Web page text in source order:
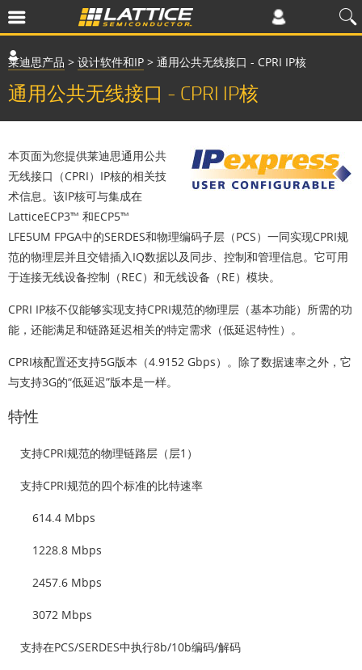
莱迪思产品 > 设计软件和IP > 通用公共无线接口 - CPRI IP核
通用公共无线接口 - CPRI IP核
本页面为您提供莱迪思通用公共
无线接口（CPRI）IP核的相关技
术信息。该IP核可与集成在
LatticeECP3™ 和ECP5™
LFE5UM FPGA中的SERDES和物理编码子层（PCS）一同实现CPRI规
范的物理层并且交错插入IQ数据以及同步、控制和管理信息。它可用
于连接无线设备控制（REC）和无线设备（RE）模块。
CPRI IP核不仅能够实现支持CPRI规范的物理层（基本功能）所需的功
能，还能满足和链路延迟相关的特定需求（低延迟特性）。
CPRI核配置还支持5G版本（4.9152 Gbps）。除了数据速率之外，它
与支持3G的“低延迟”版本是一样。
特性
支持CPRI规范的物理链路层（层1）
支持CPRI规范的四个标准的比特速率
614.4 Mbps
1228.8 Mbps
2457.6 Mbps
3072 Mbps
支持在PCS/SERDES中执行8b/10b编码/解码